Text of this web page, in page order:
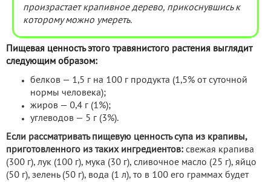
произрастает крапивное дерево, прикоснувшись к
которому можно умереть.
Пищевая ценность этого травянистого растения выглядит
следующим образом:
белков — 1,5 г на 100 г продукта (1,5% от суточной
нормы человека);
жиров — 0,4 г (1%);
углеводов — 5 г (3%).
Если рассматривать пищевую ценность супа из крапивы,
приготовленного из таких ингредиентов: свежая крапива
(300 г), лук (100 г), мука (30 г), сливочное масло (25 г), яйцо
(50 г), зелень (50 г), вода (1 л), то в 100 его граммах будет